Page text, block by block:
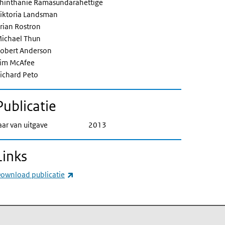
Ramasundarahettige
Landsman
Rostron
Thun
Anderson
McAfee
Peto
van uitgave 2013
publicatie